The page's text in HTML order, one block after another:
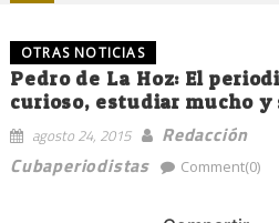
OTRAS NOTICIAS
Pedro de La Hoz: El
curioso, estudiar mucho y
agosto 24, 2015
Redacción
Cubaperiodistas
Comment(0)